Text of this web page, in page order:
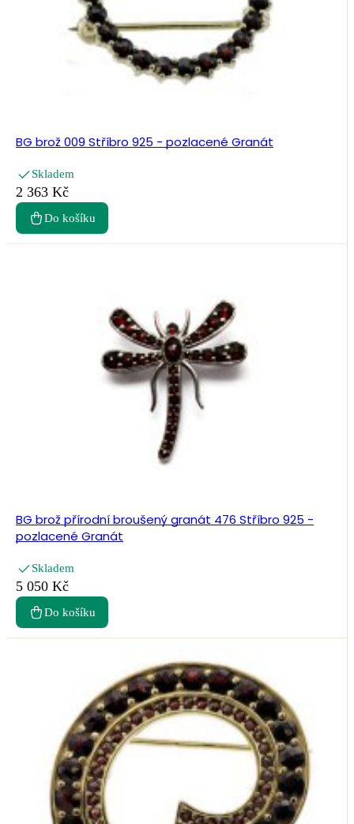
BG brož 009 Stříbro 925 - pozlacené Granát
Skladem
2 363 Kč
Do košíku
BG brož přírodní broušený granát 476 Stříbro 925 -
pozlacené Granát
Skladem
5 050 Kč
Do košíku